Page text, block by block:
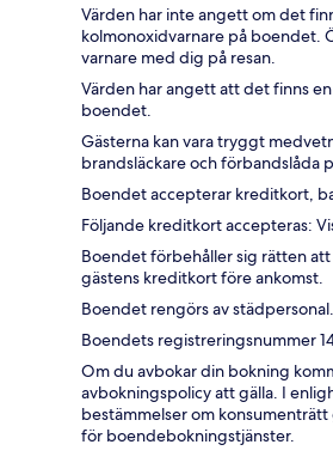
Värden har inte angett om det
kolmonoxidvarnare på boendet.
varnare med dig på resan.
Värden har angett att det finns
boendet.
Gästerna kan vara tryggt
brandsläckare och förbandslåda
Boendet accepterar kreditkort,
Följande kreditkort accepteras:
Boendet förbehåller sig rätten
gästens kreditkort före ankomst.
Boendet rengörs av städpersonal.
Boendets registreringsnummer
Om du avbokar din bokning
avbokningspolicy att gälla. I
bestämmelser om
för boendebokningstjänster.